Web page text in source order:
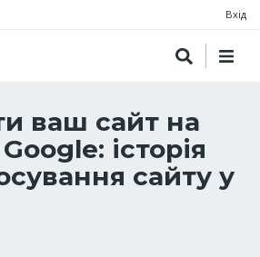
Вхід
ваш сайт на
історія
сайту у